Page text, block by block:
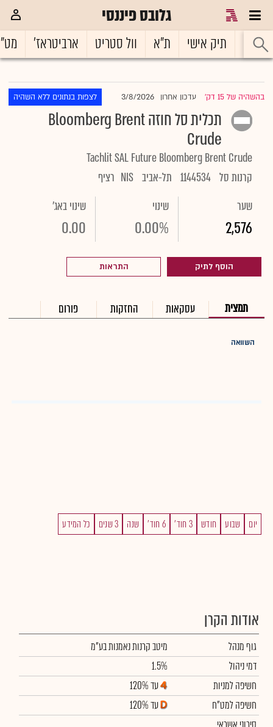
גלובס פיננסי
ראשי תיק אישי ת"א וול סטריט ארביטראז'
בהשהיה של 15 דק' |עדכון אחרון 3/8/2026 לצפות בנתונים ללא השהיה
תכלית סל חוזה Bloomberg Brent
Crude
Tachlit SAL Future Bloomberg Brent Crude
קרנות סל 1144534 תל-אביב NIS רציף
שער
2,576
שינוי
0.00%
שינוי באג'
0.00
הוסף לתיק התראות
תמצית עסקאות החזקות פורום
השוואה
יום שבוע חודש 3 חוד' 6 חוד' שנה 3 שנים כל המידע
אודות הקרן
גוף מנהל
מיטב קרנות נאמנות בע"מ
דמי ניהול
1.5%
חשיפה למניות
עד 120%
חשיפה למט"ח
עד 120%